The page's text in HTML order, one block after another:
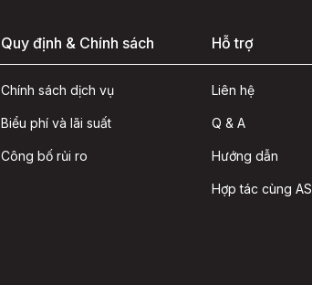
Quy định & Chính sách
Chính sách dịch vụ
Biểu phí và lãi suất
Công bố rủi ro
Hỗ trợ
Liên hệ
Q & A
Hướng dẫn
Hợp tác cùng